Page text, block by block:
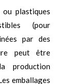
ou plastiques
(pour
par des
peut être
production
emballages